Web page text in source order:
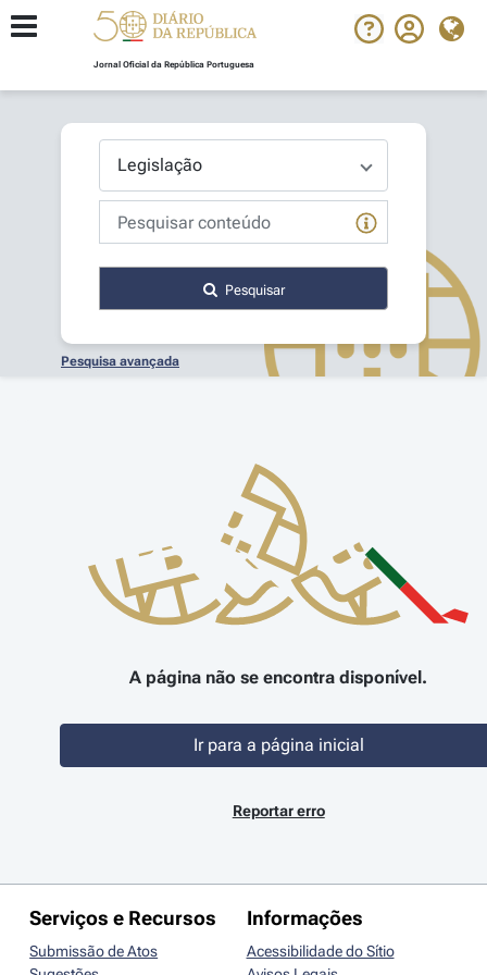
Jornal Oficial da República Portuguesa
Pesquisar
Pesquisa avançada
A página não se encontra disponível.
Ir para a página inicial
Reportar erro
Serviços e Recursos
Submissão de Atos
Informações
Acessibilidade do Sítio